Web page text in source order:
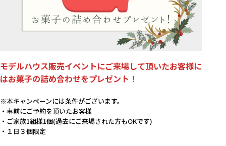
モデルハウス販売イベントにご来場して頂いたお客様に
はお菓子の詰め合わせをプレゼント！
※本キャンペーンには条件がございます。
・事前にご予約を頂いたお客様
・ご家族1組様1個(過去にご来場された方もOKです)
・１日３個限定